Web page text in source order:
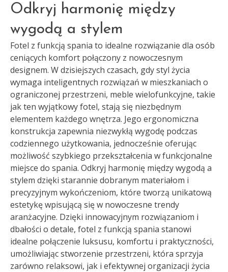
Odkryj harmonię między
wygodą a stylem
Fotel z funkcją spania to idealne rozwiązanie dla osób
ceniących komfort połączony z nowoczesnym
designem. W dzisiejszych czasach, gdy styl życia
wymaga inteligentnych rozwiązań w mieszkaniach o
ograniczonej przestrzeni, meble wielofunkcyjne, takie
jak ten wyjątkowy fotel, stają się niezbędnym
elementem każdego wnętrza. Jego ergonomiczna
konstrukcja zapewnia niezwykłą wygodę podczas
codziennego użytkowania, jednocześnie oferując
możliwość szybkiego przekształcenia w funkcjonalne
miejsce do spania. Odkryj harmonię między wygodą a
stylem dzięki starannie dobranym materiałom i
precyzyjnym wykończeniom, które tworzą unikatową
estetykę wpisującą się w nowoczesne trendy
aranżacyjne. Dzięki innowacyjnym rozwiązaniom i
dbałości o detale, fotel z funkcją spania stanowi
idealne połączenie luksusu, komfortu i praktyczności,
umożliwiając stworzenie przestrzeni, która sprzyja
zarówno relaksowi, jak i efektywnej organizacji życia